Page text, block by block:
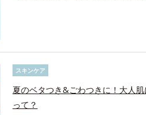
スキンケア
夏のベタつき&ごわつきに！大人
って？